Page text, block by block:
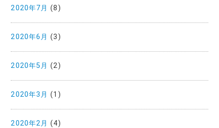
2020年7月 (8)
2020年6月 (3)
2020年5月 (2)
2020年3月 (1)
2020年2月 (4)